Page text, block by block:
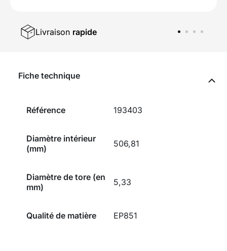
Livraison rapide
Fiche technique
Référence 193403
Diamètre intérieur
(mm)
506,81
Diamètre de tore (en
mm)
5,33
Qualité de matière EP851